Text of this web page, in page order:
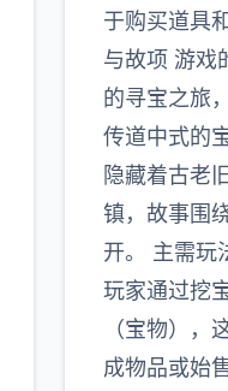
于购买道具
与故项 游戏
的寻宝之旅
传道中式的
隐藏着古老
镇，故事围
开。 主需玩
玩家通过挖
（宝物），
成物品或始